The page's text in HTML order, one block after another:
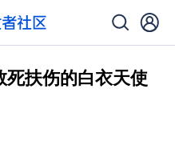
扶伤的白衣天使